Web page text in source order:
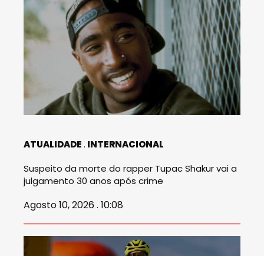
ATUALIDADE INTERNACIONAL
Suspeito da morte do rapper Tupac Shakur vai a
julgamento 30 anos após crime
Agosto 10, 2026 . 10:08